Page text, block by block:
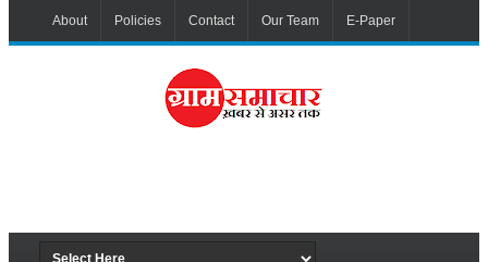
About Policies Contact Our Team E-Paper